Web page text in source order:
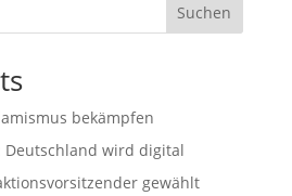
Suchen
bekämpfen
Deutschland wird digital
gewählt